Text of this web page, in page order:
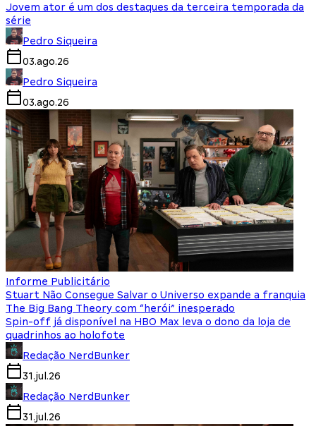
Jovem ator é um dos destaques da terceira temporada da
série
Pedro Siqueira
03.ago.26
Pedro Siqueira
03.ago.26
Informe Publicitário
Stuart Não Consegue Salvar o Universo expande a franquia
The Big Bang Theory com “herói” inesperado
Spin-off já disponível na HBO Max leva o dono da loja de
quadrinhos ao holofote
Redação NerdBunker
31.jul.26
Redação NerdBunker
31.jul.26